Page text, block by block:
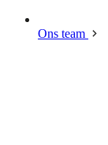
Ons team